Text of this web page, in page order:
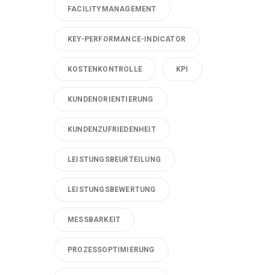
FACILITYMANAGEMENT
KEY-PERFORMANCE-INDICATOR
KOSTENKONTROLLE KPI
KUNDENORIENTIERUNG
KUNDENZUFRIEDENHEIT
LEISTUNGSBEURTEILUNG
LEISTUNGSBEWERTUNG
MESSBARKEIT
PROZESSOPTIMIERUNG